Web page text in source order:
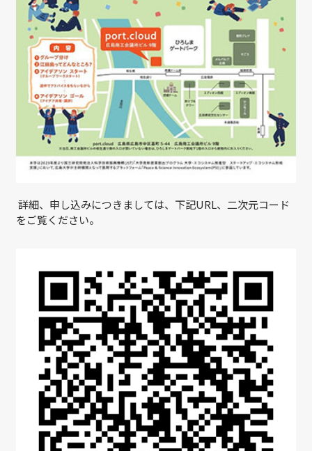
詳細、申し込みにつきましては、下記URL、二次元コード
をご覧ください。